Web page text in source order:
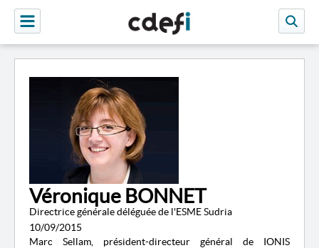
Véronique BONNET
Directrice générale déléguée de l'ESME Sudria
10/09/2015
Marc Sellam, président-directeur général de IONIS